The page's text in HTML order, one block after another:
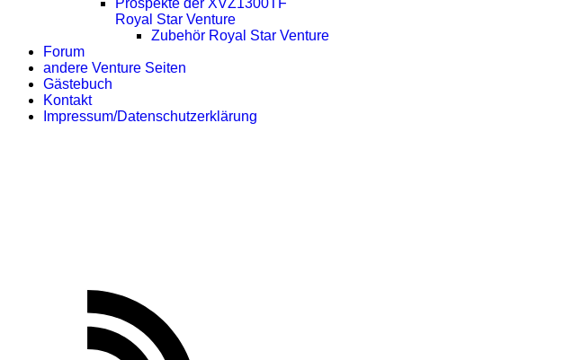
Prospekte der XVZ1300TF
Royal Star Venture
Zubehör Royal Star Venture
Forum
andere Venture Seiten
Gästebuch
Kontakt
Impressum/Datenschutzerklärung